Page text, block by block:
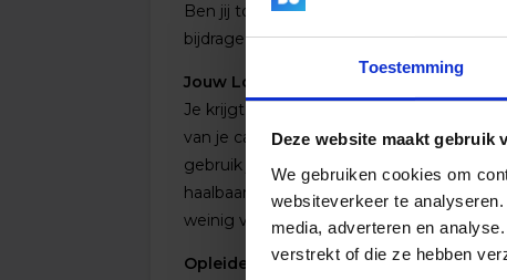
Toestemming
Deze website maakt gebruik
We gebruiken cookies om
websiteverkeer te
media, adverteren en
verstrekt of die ze hebben
Ben jij toe aan een nieuwe uitdaging of
bijdrage aan het waarmaken van onze
Jouw Loopbaan; Jouw
Je krijgt veel vrijheid in de manier
van je carrière. Je maakt daarover
gebruik je je functieomschrijving en je
haalbaar zijn en bekijk je waar eventueel
weinig verrassingen meer bevatten!
Opleiden en Ontwikkelen